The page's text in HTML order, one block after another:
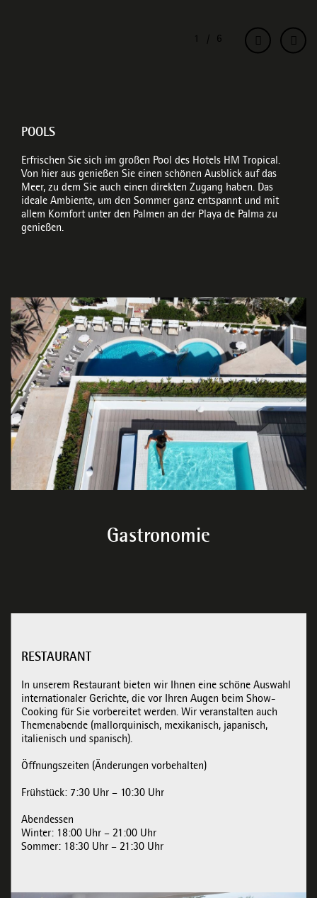
POOLS
Erfrischen Sie sich im großen Pool des Hotels HM Tropical.
Von hier aus genießen Sie einen schönen Ausblick auf das
Meer, zu dem Sie auch einen direkten Zugang haben. Das
ideale Ambiente, um den Sommer ganz entspannt und mit
allem Komfort unter den Palmen an der Playa de Palma zu
genießen.
Gastronomie
RESTAURANT
In unserem Restaurant bieten wir Ihnen eine schöne Auswahl
internationaler Gerichte, die vor Ihren Augen beim Show-
Cooking für Sie vorbereitet werden. Wir veranstalten auch
Themenabende (mallorquinisch, mexikanisch, japanisch,
italienisch und spanisch).
Öffnungszeiten (Änderungen vorbehalten)
Frühstück: 7:30 Uhr – 10:30 Uhr
Abendessen
Winter: 18:00 Uhr – 21:00 Uhr
Sommer: 18:30 Uhr – 21:30 Uhr